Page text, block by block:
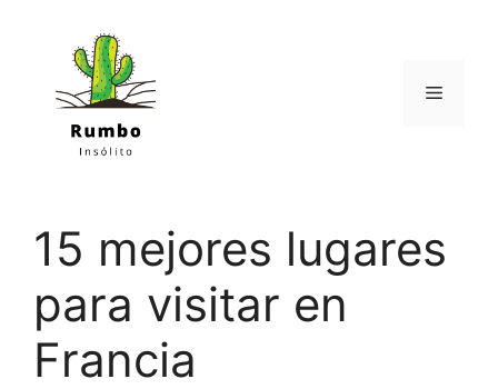
contenido
Menú
15 mejores lugares
para visitar en
Francia